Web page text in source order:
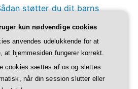
støtter du dit barns
Derfor har børn godt af
kun nødvendige cookies
anvendes udelukkende for at
at hjemmesiden fungerer korrekt.
cookies sættes af os og slettes
når din session slutter eller